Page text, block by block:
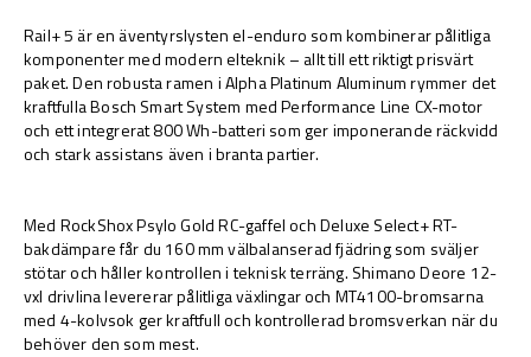
Rail+ 5 är en äventyrslysten el-enduro som kombinerar pålitliga
komponenter med modern elteknik – allt till ett riktigt prisvärt
paket. Den robusta ramen i Alpha Platinum Aluminum rymmer det
kraftfulla Bosch Smart System med Performance Line CX-motor
och ett integrerat 800 Wh-batteri som ger imponerande räckvidd
och stark assistans även i branta partier.
Med RockShox Psylo Gold RC-gaffel och Deluxe Select+ RT-
bakdämpare får du 160 mm välbalanserad fjädring som sväljer
stötar och håller kontrollen i teknisk terräng. Shimano Deore 12-
vxl drivlina levererar pålitliga växlingar och MT4100-bromsarna
med 4-kolvsok ger kraftfull och kontrollerad bromsverkan när du
behöver den som mest.